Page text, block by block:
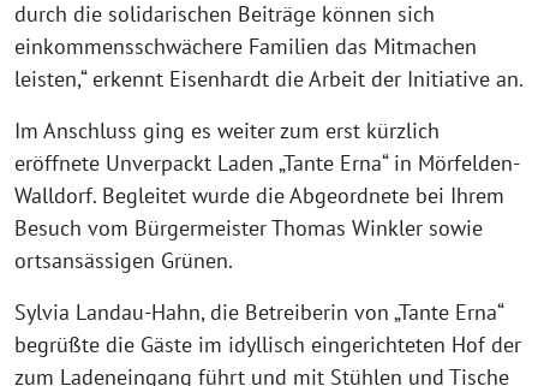
durch die solidarischen Beiträge können sich
einkommensschwächere Familien das Mitmachen
leisten,“ erkennt Eisenhardt die Arbeit der Initiative an.
Im Anschluss ging es weiter zum erst kürzlich
eröffnete Unverpackt Laden „Tante Erna“ in Mörfelden-
Walldorf. Begleitet wurde die Abgeordnete bei Ihrem
Besuch vom Bürgermeister Thomas Winkler sowie
ortsansässigen Grünen.
Sylvia Landau-Hahn, die Betreiberin von „Tante Erna“
begrüßte die Gäste im idyllisch eingerichteten Hof der
zum Ladeneingang führt und mit Stühlen und Tische